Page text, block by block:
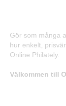
Gör som många
hur enkelt,
Online Philately.
Välkommen till